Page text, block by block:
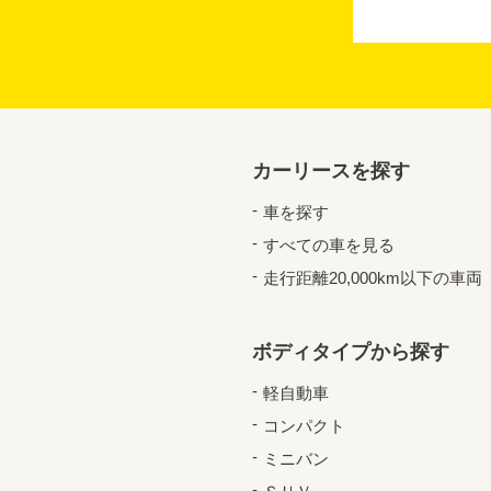
カーリースを探す
車を探す
すべての車を見る
走行距離20,000km以下の車両
ボディタイプから探す
軽自動車
コンパクト
ミニバン